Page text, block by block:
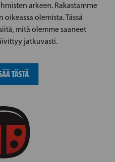
arkeen. Rakastamme
olemista. Tässä
mitä olemme saaneet
jatkuvasti.
TÄSTÄ